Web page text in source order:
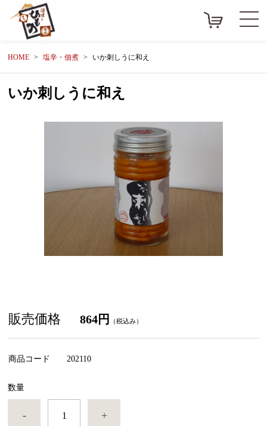
HOME 塩辛・佃煮 いか刺しうに和え
いか刺しうに和え
販売価格 864円 （税込み）
商品コード 202110
数量
- +